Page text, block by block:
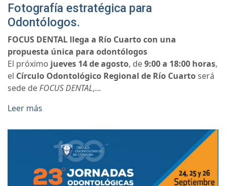
Fotografía estratégica para
Odontólogos.
FOCUS DENTAL llega a Río Cuarto con una
propuesta única para odontólogos
El próximo jueves 14 de agosto, de9:00 a 18:00 horas,
el Círculo Odontológico Regional de Río Cuartoserá
sede deFOCUS DENTAL,...
Leer más